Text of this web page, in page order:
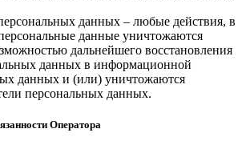
данных – любые действия, в
данные уничтожаются
дальнейшего восстановления
данных в информационной
данных и (или) уничтожаются
персональных данных.
Оператора